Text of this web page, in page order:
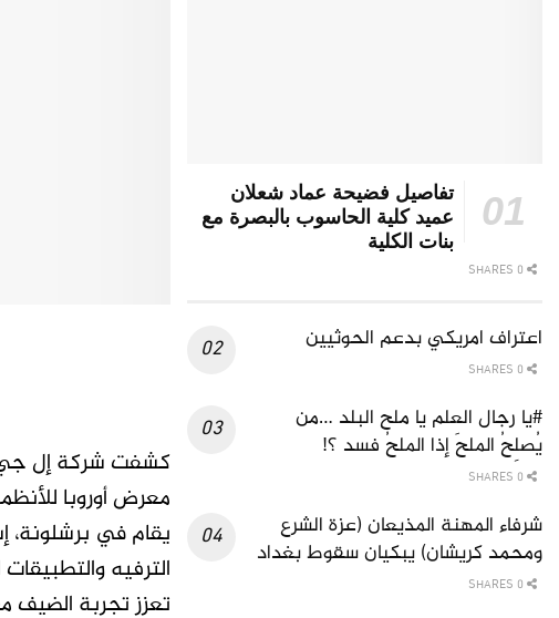
الترفيه
تفاصيل فضيحة عماد شعلان
عميد كلية الحاسوب بالبصرة مع
بنات الكلية
اعتراف امريكي بدعم الحوثيين
#يا رجال العلم يا ملح البلد …من
يُصلِحُ الملحَ إذا الملحُ فسد ؟!
شرفاء المهنة المذيعان (عزة الشرع
ومحمد كريشان) يبكيان سقوط بغداد